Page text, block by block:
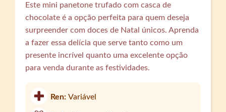
Este mini panetone trufado com casca de
chocolate é a opção perfeita para quem deseja
surpreender com doces de Natal únicos. Aprenda
a fazer essa delícia que serve tanto como um
presente incrível quanto uma excelente opção
para venda durante as festividades.
Ren:Variável